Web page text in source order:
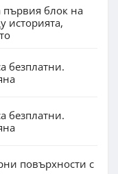
първия блок на
историята,
безплатни.
безплатни.
повърхности с